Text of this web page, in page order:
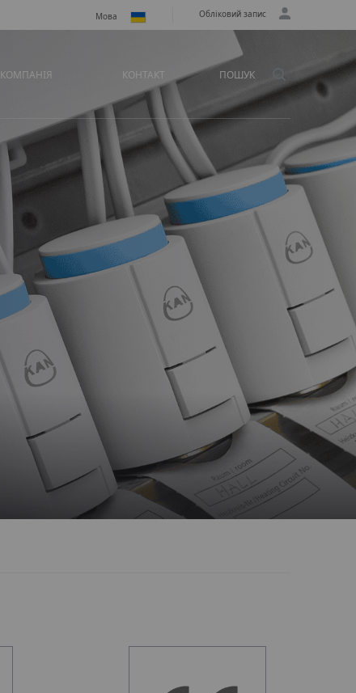
Мова Обліковий запис
КОМПАНІЯ КОНТАКТ ПОШУК